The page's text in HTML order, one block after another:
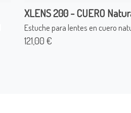
XLENS 200 - CUERO
Estuche para lentes en cuero
121,00 €